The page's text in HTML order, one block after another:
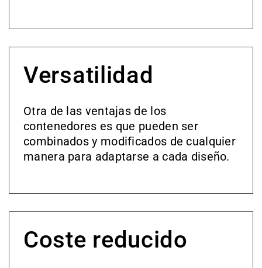
Versatilidad
Otra de las ventajas de los
contenedores es que pueden ser
combinados y modificados de cualquier
manera para adaptarse a cada diseño.
Coste reducido